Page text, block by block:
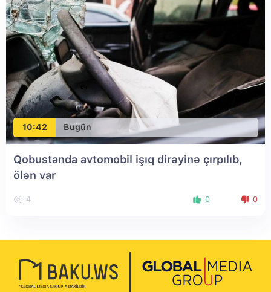
10:42 Bugün
Qobustanda avtomobil işıq dirəyinə çırpılıb,
ölən var
4 0 0